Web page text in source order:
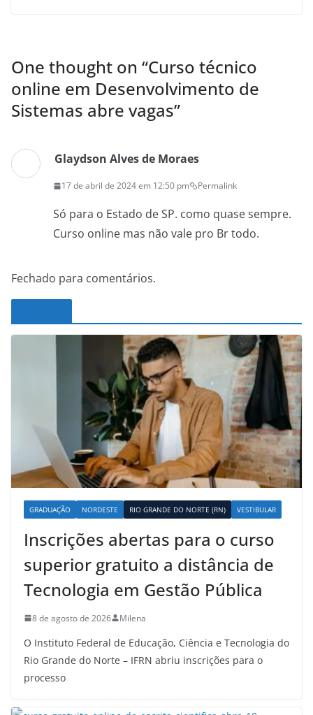
One thought on “Curso técnico
online em Desenvolvimento de
Sistemas abre vagas”
Glaydson Alves de Moraes
17 de abril de 2024 em 12:50 pm Permalink
Só para o Estado de SP. como quase sempre.
Curso online mas não vale pro Br todo.
Fechado para comentários.
GRADUAÇÃO NORDESTE RIO GRANDE DO NORTE (RN) VESTIBULAR
Inscrições abertas para o curso
superior gratuito a distância de
Tecnologia em Gestão Pública
8 de agosto de 2026 Milena
O Instituto Federal de Educação, Ciência e Tecnologia do
Rio Grande do Norte – IFRN abriu inscrições para o
processo